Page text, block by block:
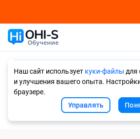
Наш сайт использует куки-файлы для
и улучшения вашего опыта.
браузере.
Управлять